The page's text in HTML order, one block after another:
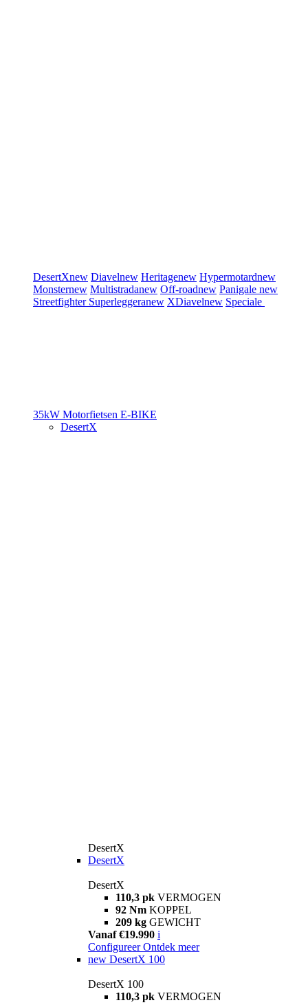
DesertXnew Diavelnew Heritagenew Hypermotardnew
Monsternew Multistradanew Off-roadnew Panigale new
Streetfighter Superleggeranew XDiavelnew Speciale
35kW Motorfietsen E-BIKE
DesertX
DesertX
DesertX
DesertX
110,3 pk VERMOGEN
92 Nm KOPPEL
209 kg GEWICHT
Vanaf €19.990 i
Configureer Ontdek meer
new DesertX 100
DesertX 100
110,3 pk VERMOGEN